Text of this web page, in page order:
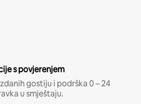
s povjerenjem
gostiju i podrška 0 – 24
u smještaju.